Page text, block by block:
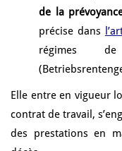
de la
précise dans
régimes
Elle entre en vigueur
contrat de travail,
des prestations en